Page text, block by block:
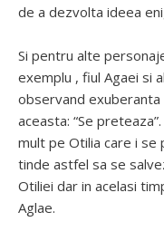
de a dezvolta ideea
Si pentru alte
exemplu , fiul Agaei si
observand exuberanta
aceasta: “Se
mult pe Otilia care i se
tinde astfel sa se
Otiliei dar in acelasi
Aglae.